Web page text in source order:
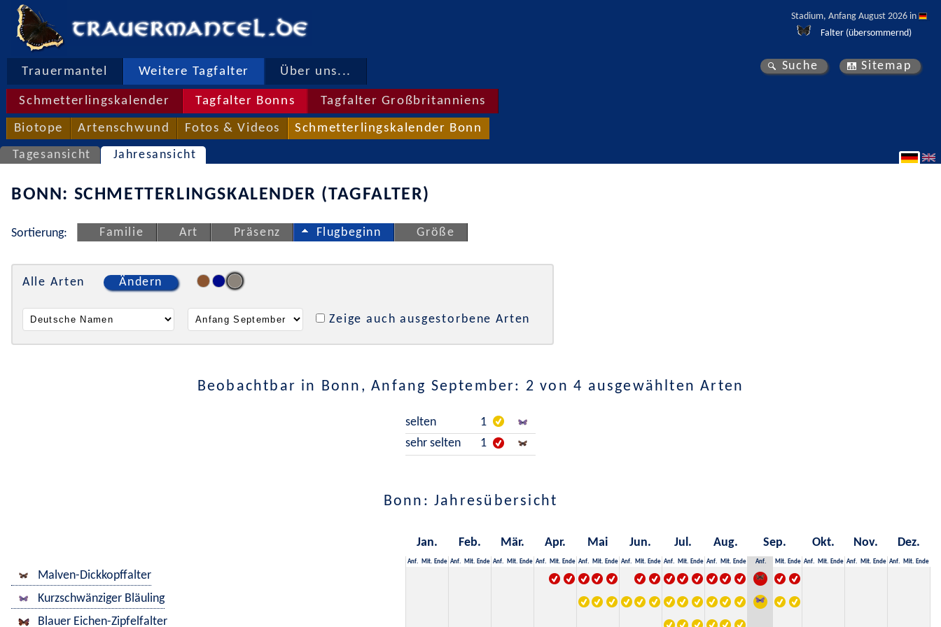
Stadium, Anfang August 2026 in
Falter (übersommernd)
Trauermantel Weitere Tagfalter Über uns...
Schmetterlingskalender Tagfalter Bonns Tagfalter Großbritanniens
Biotope Artenschwund Fotos & Videos Schmetterlingskalender Bonn
Suche Sitemap
Tagesansicht Jahresansicht
BONN: SCHMETTERLINGSKALENDER (TAGFALTER)
Sortierung: Familie Art Präsenz Flugbeginn Größe
Alle Arten Ändern
Zeige auch ausgestorbene Arten
Beobachtbar in Bonn, Anfang September: 2 von 4 ausgewählten Arten
selten
1
sehr selten
1
Bonn: Jahresübersicht
Jan. Feb. Mär. Apr. Mai Jun. Jul. Aug. Sep. Okt. Nov. Dez.
Anf. Mit. Ende Anf. Mit. Ende Anf. Mit. Ende Anf. Mit. Ende Anf. Mit. Ende Anf. Mit. Ende Anf. Mit. Ende Anf. Mit. Ende Anf. Mit. Ende Anf. Mit. Ende Anf. Mit. Ende Anf. Mit. Ende
Malven-Dickkopffalter
Kurzschwänziger Bläuling
Blauer Eichen-Zipfelfalter